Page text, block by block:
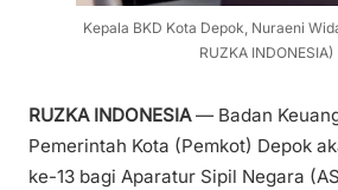
Kepala BKD Kota Depok, Nuraeni
RUZKA INDONESIA)
RUZKA INDONESIA— Badan
Pemerintah Kota (Pemkot) Depok
ke-13 bagi Aparatur Sipil Negara